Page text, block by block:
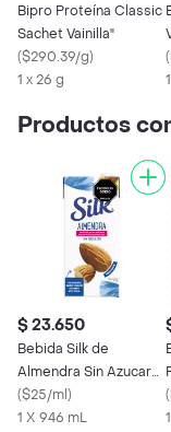
Bipro Proteína Classic
Sachet Vainilla"
($290.39/g)
1 x 26 g
(
Productos
$ 23.650
Bebida Silk de
Almendra Sin Azucar
(946 Ml)
($25/ml)
1 X 946 mL
(